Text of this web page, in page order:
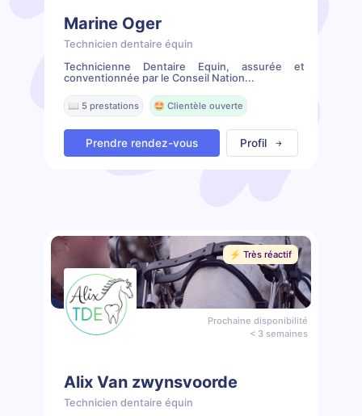
Marine Oger
Technicien dentaire équin
Technicienne Dentaire Equin, assurée et
conventionnée par le Conseil Nation...
📖 5 prestations 🤩 Clientèle ouverte
Prendre rendez-vous Profil
⚡️ Très réactif
Prochaine disponibilité
< 3 semaines
Alix Van zwynsvoorde
Technicien dentaire équin